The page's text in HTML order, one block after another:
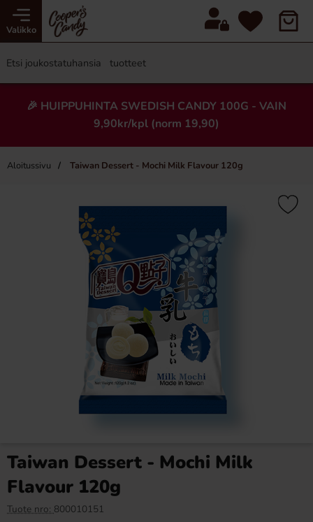
Valikko
🎉 HUIPPUHINTA SWEDISH CANDY 100G - VAIN
9,90kr/kpl (norm 19,90)
Aloitussivu Taiwan Dessert - Mochi Milk Flavour 120g
×
Ronny & Ragge Buttcracker
Butterfinger suklaa 53,8g
Taiwan Dessert - Mochi Milk
Flavour 120g
Tuote nro: 800010151